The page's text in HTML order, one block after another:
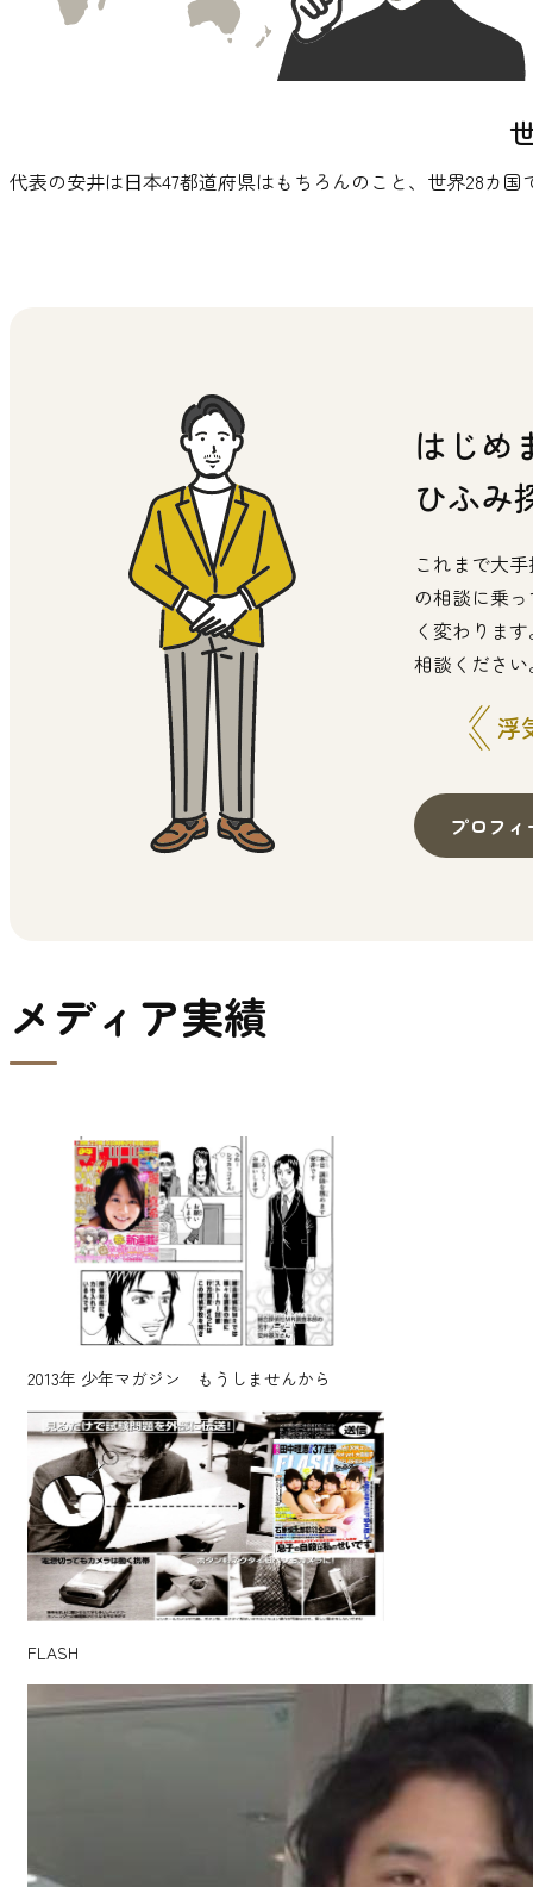
代表の安井は⽇本47都道府県はもちろんのこと、世界28カ
はじめ
ひふみ
これまで大
の相談に乗
く変わりま
相談くださ
浮
プロフィ
メディア実績
2013年 少年マガジン もうしませんから
FLASH